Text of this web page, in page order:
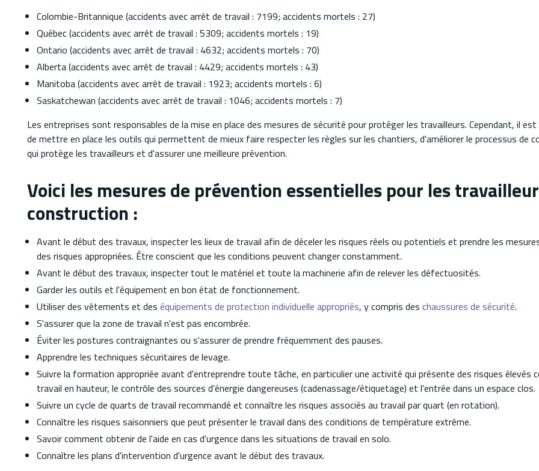
Colombie-Britannique (accidents avec arrêt de travail : 7199; accidents mortels : 27)
Québec (accidents avec arrêt de travail : 5309; accidents mortels : 19)
Ontario (accidents avec arrêt de travail : 4632; accidents mortels : 70)
Alberta (accidents avec arrêt de travail : 4429; accidents mortels : 43)
Manitoba (accidents avec arrêt de travail : 1923; accidents mortels : 6)
Saskatchewan (accidents avec arrêt de travail : 1046; accidents mortels : 7)
Les entreprises sont responsables de la mise en place des mesures de sécurité pour protéger les travailleurs. Cependant, il est
de mettre en place les outils qui permettent de mieux faire respecter les règles sur les chantiers, d'améliorer le processus de
qui protège les travailleurs et d'assurer une meilleure prévention.
Voici les mesures de prévention essentielles pour les
construction :
Avant le début des travaux, inspecter les lieux de travail afin de déceler les risques réels ou potentiels et prendre les
des risques appropriées. Être conscient que les conditions peuvent changer constamment.
Avant le début des travaux, inspecter tout le matériel et toute la machinerie afin de relever les défectuosités.
Garder les outils et l'équipement en bon état de fonctionnement.
Utiliser des vêtements et des équipements de protection individuelle appropriés, y compris des chaussures de sécurité.
S'assurer que la zone de travail n'est pas encombrée.
Éviter les postures contraignantes ou s'assurer de prendre fréquemment des pauses.
Apprendre les techniques sécuritaires de levage.
Suivre la formation appropriée avant d'entreprendre toute tâche, en particulier une activité qui présente des risques élevés
travail en hauteur, le contrôle des sources d'énergie dangereuses (cadenassage/étiquetage) et l'entrée dans un espace clos.
Suivre un cycle de quarts de travail recommandé et connaître les risques associés au travail par quart (en rotation).
Connaître les risques saisonniers que peut présenter le travail dans des conditions de température extrême.
Savoir comment obtenir de l'aide en cas d'urgence dans les situations de travail en solo.
Connaître les plans d'intervention d'urgence avant le début des travaux.